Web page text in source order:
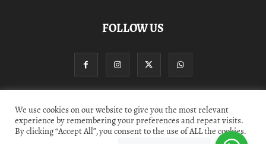
FOLLOW US
Privacy Policy Contact Us
We use cookies on our website to give you the most relevant
experience by remembering your preferences and repeat visits.
By clicking “Accept All”, you consent to the use of ALL the cookies.